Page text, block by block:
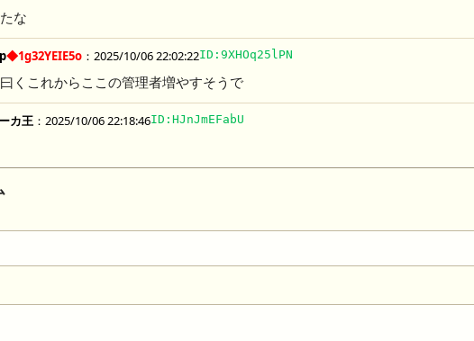
な
◆1g32YEIE5o ：2025/10/06 22:02:22ID:9XHOq25lPN
くこれからここの管理者増やすそうで
カ王 ：2025/10/06 22:18:46ID:HJnJmEFabU